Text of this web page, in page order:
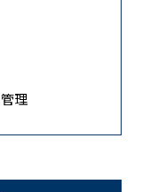
理